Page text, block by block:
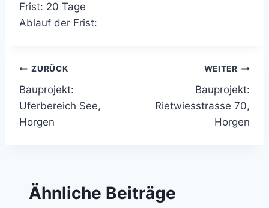
Frist: 20 Tage
Ablauf der Frist:
Beitragsnavigation
ZURÜCK
Bauprojekt:
Uferbereich See,
Horgen
WEITER
Bauprojekt:
Rietwiesstrasse 70,
Horgen
Ähnliche Beiträge